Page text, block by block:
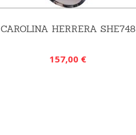
CAROLINA HERRERA SHE748
157,00 €